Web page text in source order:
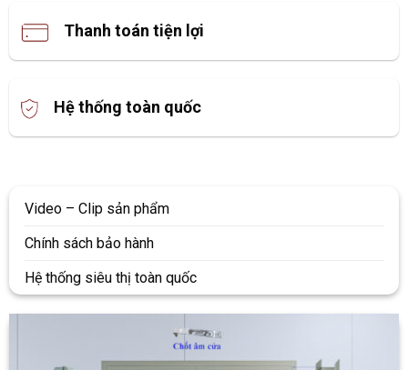
Thanh toán tiện lợi
Hệ thống toàn quốc
Video – Clip sản phẩm
Chính sách bảo hành
Hệ thống siêu thị toàn quốc